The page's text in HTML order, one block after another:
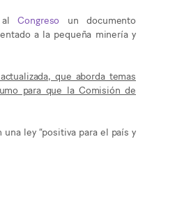
alCongreso un documento
a la pequeña minería y
que aborda temas
para que la Comisión de
ley “positiva para el país y